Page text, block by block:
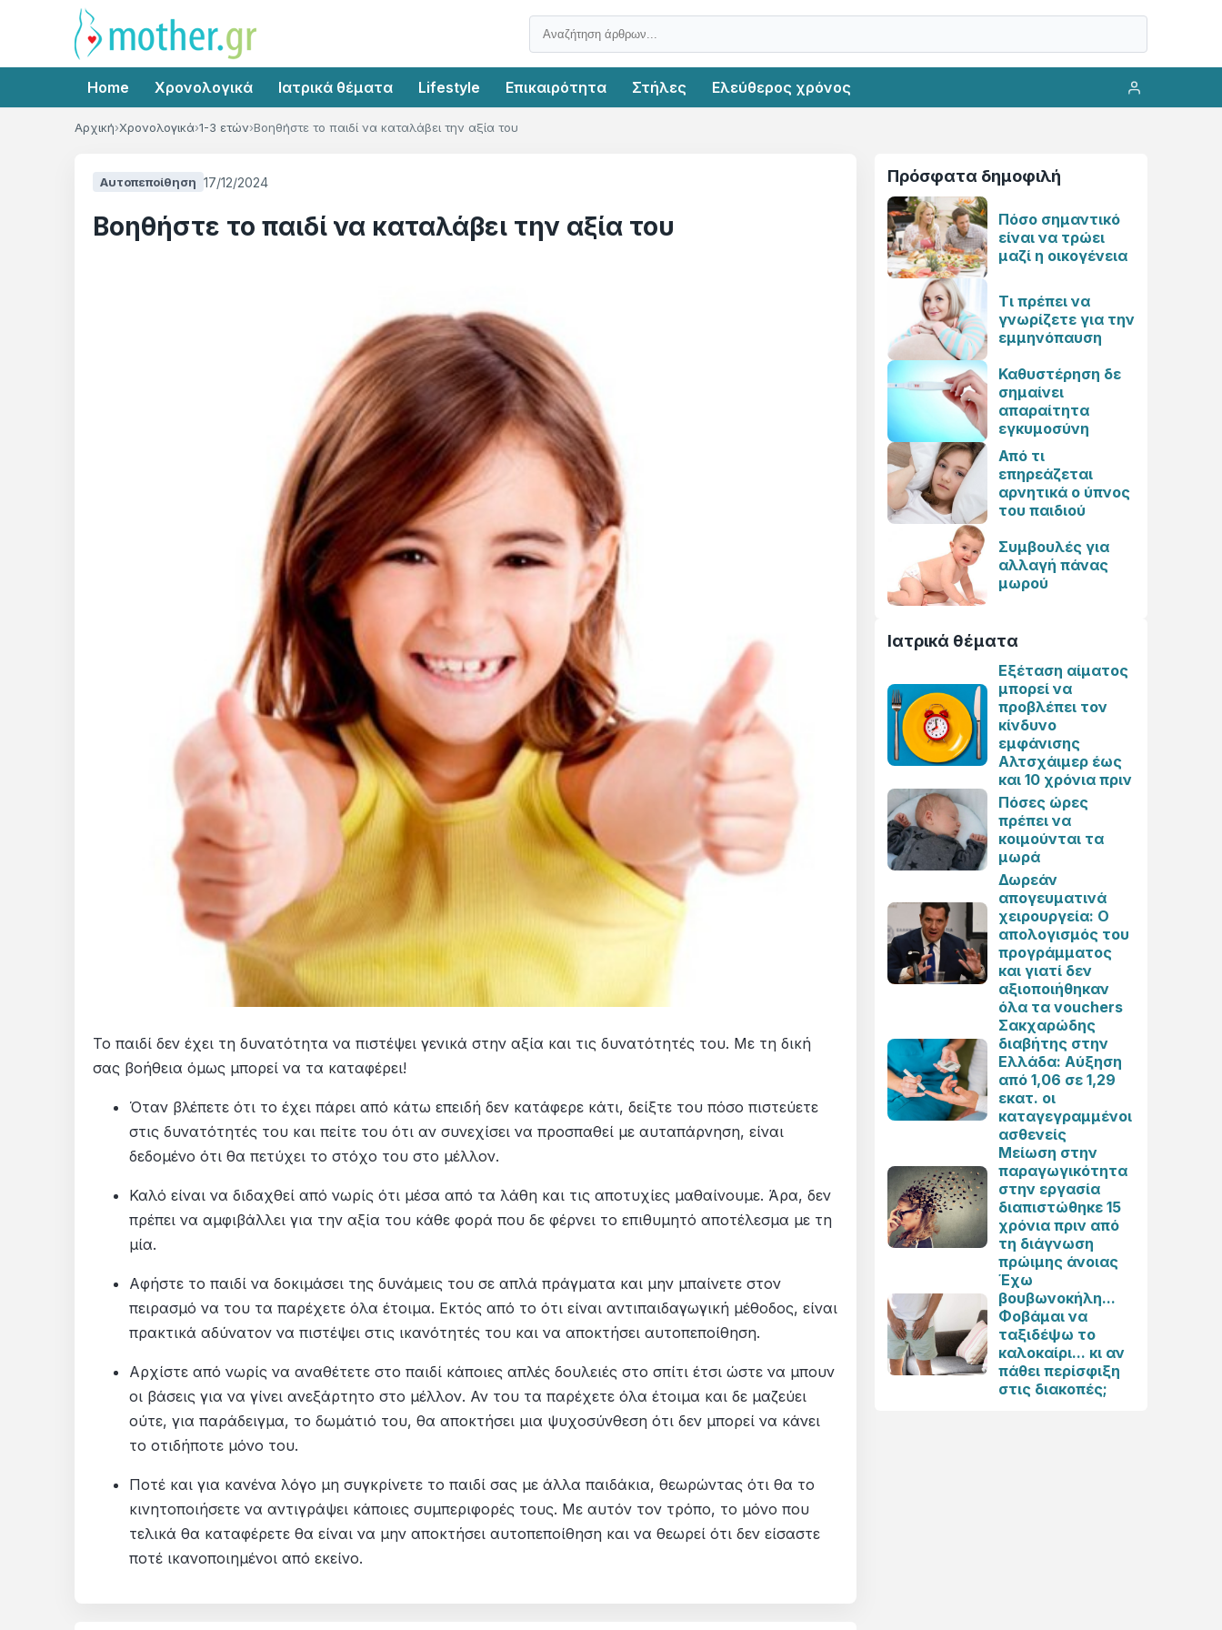
Home Χρονολογικά Ιατρικά θέματα Lifestyle Επικαιρότητα Στήλες Ελεύθερος χρόνος
Αρχική Χρονολογικά 1-3 ετών Βοηθήστε το παιδί να καταλάβει την αξία του
Αυτοπεποίθηση 17/12/2024
Βοηθήστε το παιδί να καταλάβει την αξία του
Το παιδί δεν έχει τη δυνατότητα να πιστέψει γενικά στην αξία και τις δυνατότητές του. Με τη δική
σας βοήθεια όμως μπορεί να τα καταφέρει!
Όταν βλέπετε ότι το έχει πάρει από κάτω επειδή δεν κατάφερε κάτι, δείξτε του πόσο πιστεύετε
στις δυνατότητές του και πείτε του ότι αν συνεχίσει να προσπαθεί με αυταπάρνηση, είναι
δεδομένο ότι θα πετύχει το στόχο του στο μέλλον.
Καλό είναι να διδαχθεί από νωρίς ότι μέσα από τα λάθη και τις αποτυχίες μαθαίνουμε. Άρα, δεν
πρέπει να αμφιβάλλει για την αξία του κάθε φορά που δε φέρνει το επιθυμητό αποτέλεσμα με τη
μία.
Αφήστε το παιδί να δοκιμάσει της δυνάμεις του σε απλά πράγματα και μην μπαίνετε στον
πειρασμό να του τα παρέχετε όλα έτοιμα. Εκτός από το ότι είναι αντιπαιδαγωγική μέθοδος, είναι
πρακτικά αδύνατον να πιστέψει στις ικανότητές του και να αποκτήσει αυτοπεποίθηση.
Αρχίστε από νωρίς να αναθέτετε στο παιδί κάποιες απλές δουλειές στο σπίτι έτσι ώστε να μπουν
οι βάσεις για να γίνει ανεξάρτητο στο μέλλον. Αν του τα παρέχετε όλα έτοιμα και δε μαζεύει
ούτε, για παράδειγμα, το δωμάτιό του, θα αποκτήσει μια ψυχοσύνθεση ότι δεν μπορεί να κάνει
το οτιδήποτε μόνο του.
Ποτέ και για κανένα λόγο μη συγκρίνετε το παιδί σας με άλλα παιδάκια, θεωρώντας ότι θα το
κινητοποιήσετε να αντιγράψει κάποιες συμπεριφορές τους. Με αυτόν τον τρόπο, το μόνο που
τελικά θα καταφέρετε θα είναι να μην αποκτήσει αυτοπεποίθηση και να θεωρεί ότι δεν είσαστε
ποτέ ικανοποιημένοι από εκείνο.
Πρόσφατα δημοφιλή
Πόσο σημαντικό
είναι να τρώει
μαζί η οικογένεια
Τι πρέπει να
γνωρίζετε για την
εμμηνόπαυση
Καθυστέρηση δε
σημαίνει
απαραίτητα
εγκυμοσύνη
Από τι
επηρεάζεται
αρνητικά ο ύπνος
του παιδιού
Συμβουλές για
αλλαγή πάνας
μωρού
Ιατρικά θέματα
Εξέταση αίματος
μπορεί να
προβλέπει τον
κίνδυνο
εμφάνισης
Αλτσχάιμερ έως
και 10 χρόνια πριν
Πόσες ώρες
πρέπει να
κοιμούνται τα
μωρά
Δωρεάν
απογευματινά
χειρουργεία: Ο
απολογισμός του
προγράμματος
και γιατί δεν
αξιοποιήθηκαν
όλα τα vouchers
Σακχαρώδης
διαβήτης στην
Ελλάδα: Αύξηση
από 1,06 σε 1,29
εκατ. οι
καταγεγραμμένοι
ασθενείς
Μείωση στην
παραγωγικότητα
στην εργασία
διαπιστώθηκε 15
χρόνια πριν από
τη διάγνωση
πρώιμης άνοιας
Έχω
βουβωνοκήλη...
Φοβάμαι να
ταξιδέψω το
καλοκαίρι... κι αν
πάθει περίσφιξη
στις διακοπές;